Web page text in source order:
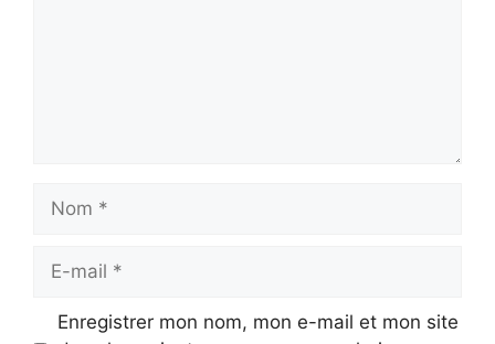
Nom
Enregistrer mon nom, mon e-mail et mon site